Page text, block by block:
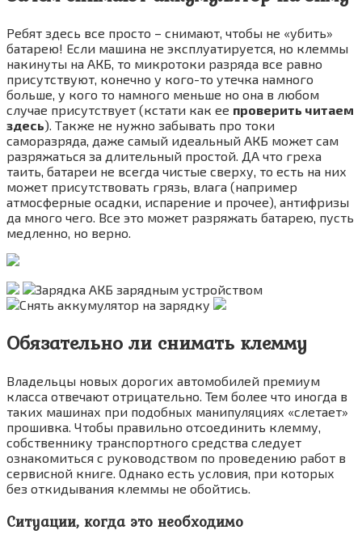
Ребят здесь все просто – снимают, чтобы не «убить»
батарею! Если машина не эксплуатируется, но клеммы
накинуты на АКБ, то микротоки разряда все равно
присутствуют, конечно у кого-то утечка намного
больше, у кого то намного меньше но она в любом
случае присутствует (кстати как ее проверить читаем
здесь). Также не нужно забывать про токи
саморазряда, даже самый идеальный АКБ может сам
разряжаться за длительный простой. ДА что греха
таить, батареи не всегда чистые сверху, то есть на них
может присутствовать грязь, влага (например
атмосферные осадки, испарение и прочее), антифризы
да много чего. Все это может разряжать батарею, пусть
медленно, но верно.
Обязательно ли снимать клемму
Владельцы новых дорогих автомобилей премиум
класса отвечают отрицательно. Тем более что иногда в
таких машинах при подобных манипуляциях «слетает»
прошивка. Чтобы правильно отсоединить клемму,
собственнику транспортного средства следует
ознакомиться с руководством по проведению работ в
сервисной книге. Однако есть условия, при которых
без откидывания клеммы не обойтись.
Ситуации, когда это необходимо